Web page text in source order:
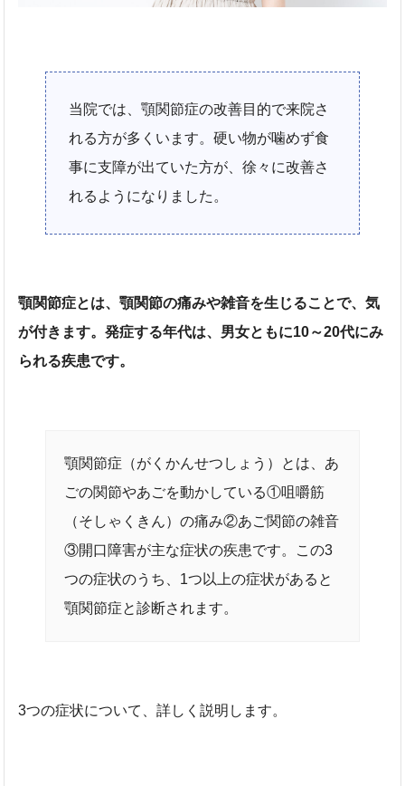
当院では、顎関節症の改善目的で来院さ
れる方が多くいます。硬い物が噛めず食
事に支障が出ていた方が、徐々に改善さ
れるようになりました。
顎関節症とは、顎関節の痛みや雑音を生じることで、気
が付きます。発症する年代は、男女ともに10～20代にみ
られる疾患です。
顎関節症（がくかんせつしょう）とは、あ
ごの関節やあごを動かしている①咀嚼筋
（そしゃくきん）の痛み②あご関節の雑音
③開口障害が主な症状の疾患です。この3
つの症状のうち、1つ以上の症状があると
顎関節症と診断されます。
3つの症状について、詳しく説明します。